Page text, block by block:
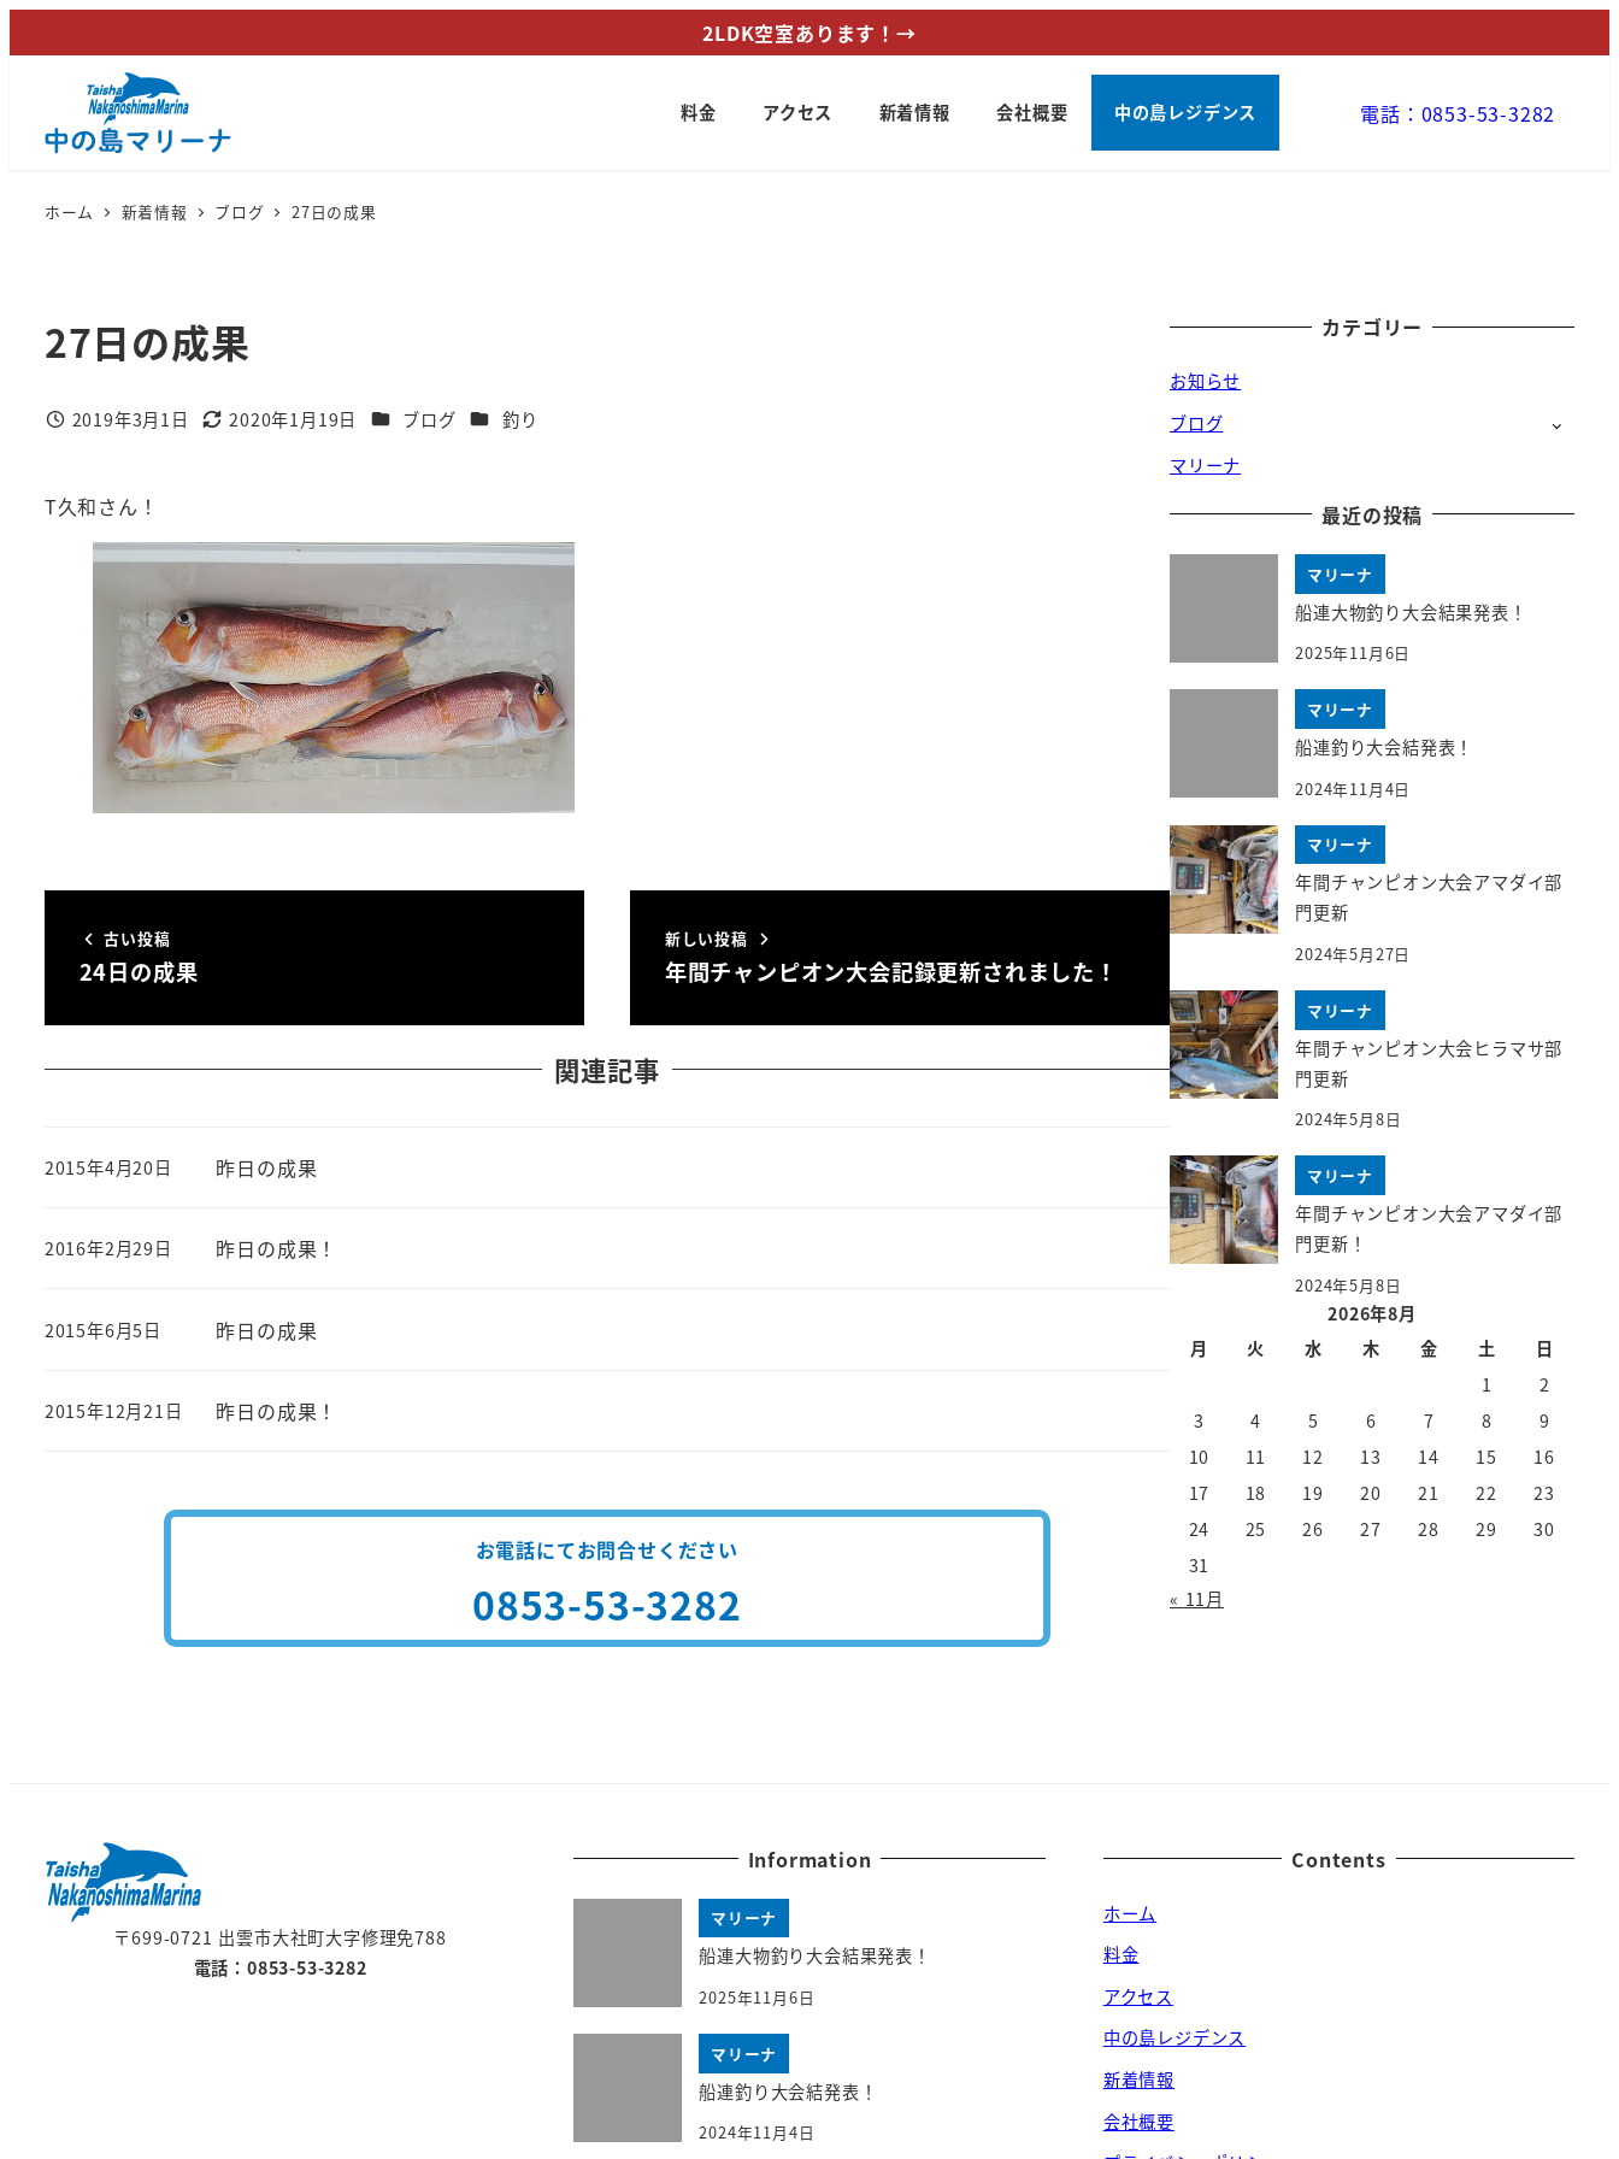
イ
2LDK空室あります！→
料金 アクセス 新着情報 会社概要 中の島レジデンス 電話：0853-53-3282
ホーム 新着情報 ブログ 27日の成果
27日の成果
投稿日
2019年3月1日
更新日
2020年1月19日 カテゴリー
ブログ カテゴリー
釣り
T久和さん！
古い投稿
24日の成果
新しい投稿
年間チャンピオン大会記録更新されました！
関連記事
昨日の成果
投稿日
2015年4月20日
昨日の成果！
投稿日
2016年2月29日
昨日の成果
投稿日
2015年6月5日
昨日の成果！
投稿日
2015年12月21日
お電話にてお問合せください
0853-53-3282
カテゴリー
お知らせ
ブログ
マリーナ
最近の投稿
マリーナ
船連大物釣り大会結果発表！
2025年11月6日
マリーナ
船連釣り大会結発表！
2024年11月4日
マリーナ
年間チャンピオン大会アマダイ部
門更新
2024年5月27日
マリーナ
年間チャンピオン大会ヒラマサ部
門更新
2024年5月8日
マリーナ
年間チャンピオン大会アマダイ部
門更新！
2024年5月8日
2026年8月
月
火 水 木 金 土
日
1
2
3
4 5 6 7 8
9
10
11 12 13 14 15
16
17
18 19 20 21 22
23
24
25 26 27 28 29
30
31
« 11月
〒699-0721 出雲市大社町大字修理免788
電話：0853-53-3282
Information
マリーナ
船連大物釣り大会結果発表！
2025年11月6日
マリーナ
船連釣り大会結発表！
2024年11月4日
Contents
ホーム
料金
アクセス
中の島レジデンス
新着情報
会社概要